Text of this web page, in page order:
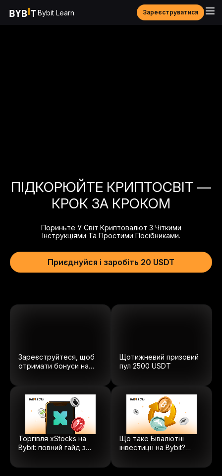
Bybit Learn Зареєструватися
ПІДКОРЮЙТЕ КРИПТОСВІТ —
КРОК ЗА КРОКОМ
Пориньте У Світ Криптовалют З Чіткими
Інструкціями Та Простими Посібниками.
Приєднуйся і заробіть 20 USDT
Зареєструйтеся, щоб
отримати бонуси на
Щотижневий призовий
пул 2500 USDT
Торгівля xStocks на
Bybit: повний гайд з
Що таке Бівалютні
інвестиції на Bybit?